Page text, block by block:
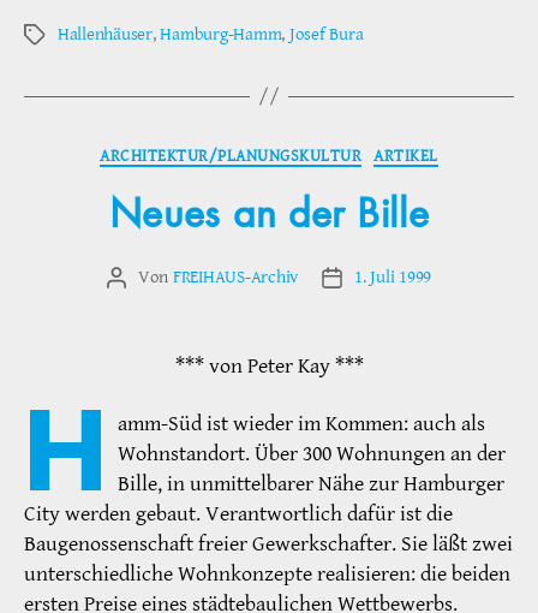
Schlagwörter
Hallenhäuser,Hamburg-Hamm, Josef Bura
Kategorien
ARCHITEKTUR/PLANUNGSKULTUR ARTIKEL
Neues an der Bille
Beitragsautor
Von FREIHAUS-Archiv Veröffentlichungsdatum
1. Juli 1999
*** von Peter Kay ***
H
amm-Süd ist wieder im Kommen: auch als
Wohnstandort. Über 300 Wohnungen an der
Bille, in unmittelbarer Nähe zur Hamburger
City werden gebaut. Verantwortlich dafür ist die
Baugenossenschaft freier Gewerkschafter. Sie läßt zwei
unterschiedliche Wohnkonzepte realisieren: die beiden
ersten Preise eines städtebaulichen Wettbewerbs.